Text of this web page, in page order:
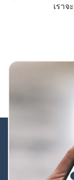
เรา